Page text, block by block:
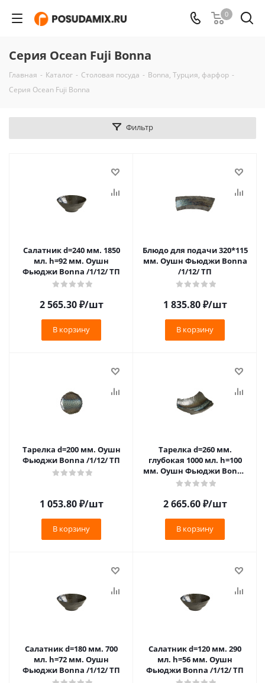
0
Серия Ocean Fuji Bonna
Главная - Каталог - Столовая посуда - Bonna, Турция, фарфор -
Серия Ocean Fuji Bonna
Фильтр
Салатник d=240 мм. 1850
мл. h=92 мм. Оушн
Фьюджи Bonna /1/12/ ТП
2 565.30₽/шт
В корзину
Блюдо для подачи 320*115
мм. Оушн Фьюджи Bonna
/1/12/ ТП
1 835.80₽/шт
В корзину
Тарелка d=200 мм. Оушн
Фьюджи Bonna /1/12/ ТП
1 053.80₽/шт
В корзину
Тарелка d=260 мм.
глубокая 1000 мл. h=100
мм. Оушн Фьюджи Bonna
/1/6/ ТП
2 665.60₽/шт
В корзину
Салатник d=180 мм. 700
мл. h=72 мм. Оушн
Фьюджи Bonna /1/12/ ТП
Салатник d=120 мм. 290
мл. h=56 мм. Оушн
Фьюджи Bonna /1/12/ ТП